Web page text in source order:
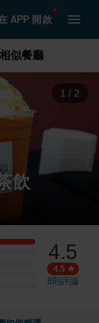
APP 開啟
相似餐廳
1 / 2
飲
4.5
4.5
8則評論